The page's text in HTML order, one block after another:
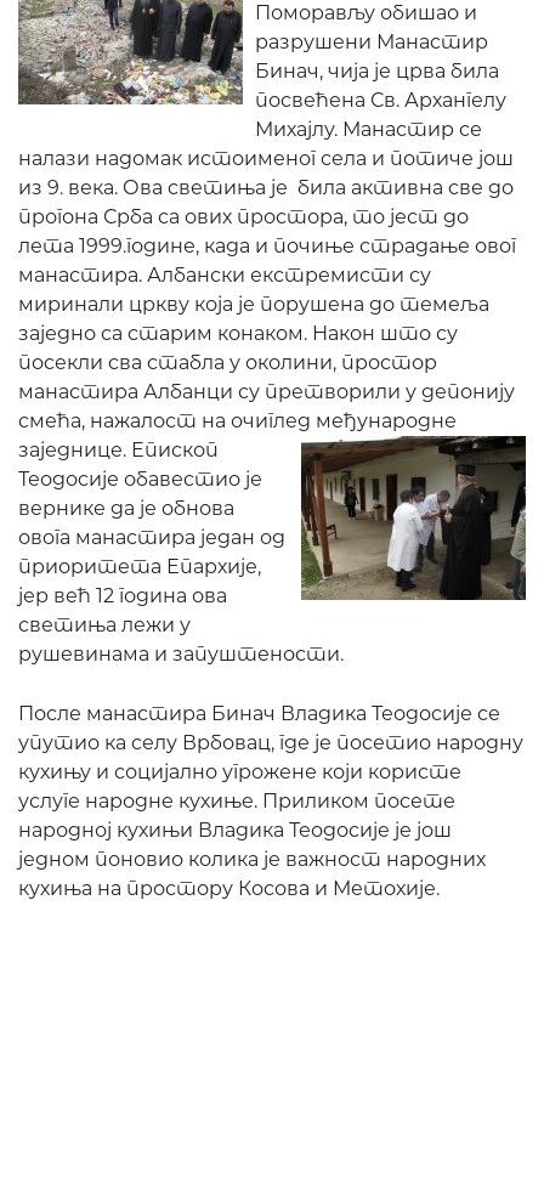
Поморављу обишао и
разрушени Манастир
Бинач, чија је црва била
посвећена Св. Архангелу
Михајлу. Манастир се
налази надомак истоименог села и потиче још
из 9. века. Ова светиња је била активна све до
прогона Срба са ових простора, то јест до
лета 1999.године, када и почиње страдање овог
манастира. Албански екстремисти су
миринали цркву која је порушена до темеља
заједно са старим конаком. Након што су
посекли сва стабла у околини, простор
манастира Албанци су претворили у депонију
смећа, нажалост на очиглед међународне
заједнице. Епископ
Теодосије обавестио је
вернике да је обнова
овога манастира један од
приоритета Епархије,
јер већ 12 година ова
светиња лежи у
рушевинама и запуштености.
После манастира Бинач Владика Теодосије се
упутио ка селу Врбовац, где је посетио народну
кухињу и социјално угрожене који користе
услуге народне кухиње. Приликом посете
народној кухињи Владика Теодосије је још
једном поновио колика је важност народних
кухиња на простору Косова и Метохије.